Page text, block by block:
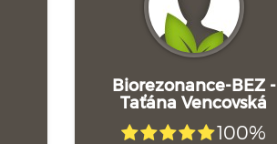
Biorezonance-BEZ -
Taťána Vencovská
100%